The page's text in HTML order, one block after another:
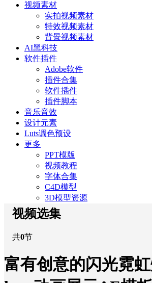
视频素材
实拍视频素材
特效视频素材
背景视频素材
AI黑科技
软件插件
Adobe软件
插件合集
软件插件
插件脚本
音乐音效
设计元素
Luts调色预设
更多
PPT模版
视频教程
字体合集
C4D模型
3D模型资源
视频选集
共0节
富有创意的闪光霓